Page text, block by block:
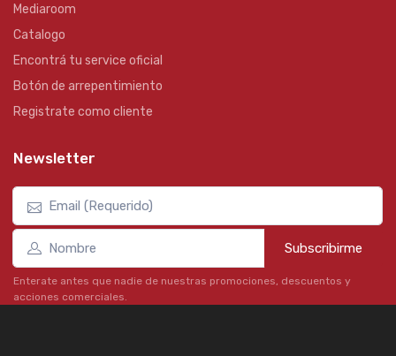
Mediaroom
Catalogo
Encontrá tu service oficial
Botón de arrepentimiento
Registrate como cliente
Newsletter
Subscribirme
Enterate antes que nadie de nuestras promociones, descuentos y
acciones comerciales.